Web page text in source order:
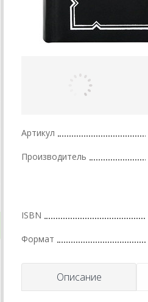
Артикул
Производитель
ISBN
Формат
Описание